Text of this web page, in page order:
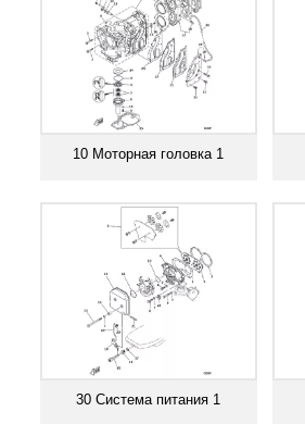
10 Моторная головка 1
30 Система питания 1